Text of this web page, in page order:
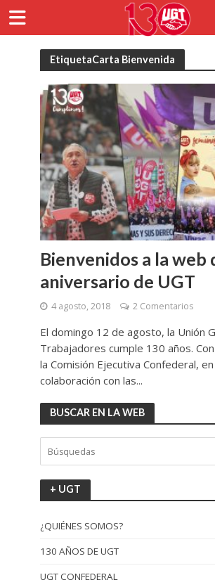
EtiquetaCarta Bienvenida
Bienvenidos a la web
aniversario de UGT
4 agosto, 2018 2 Comentarios
El domingo 12 de agosto, la Unión
Trabajadores cumple 130 años.
la Comisión Ejecutiva Confederal, en
colaboración con las...
BUSCAR EN LA WEB
+ UGT
¿QUIÉNES SOMOS?
130 AÑOS DE UGT
UGT CONFEDERAL